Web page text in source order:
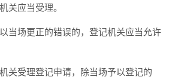
关应当受理。
场更正的错误的，登记机关应当允许
受理登记申请，除当场予以登记的